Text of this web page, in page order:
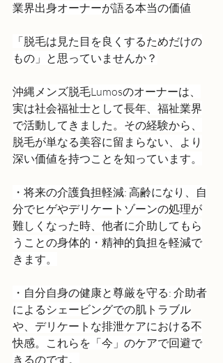
業界出身オーナーが語る本当の価値
「脱毛は見た目を良くするためだけの
もの」と思っていませんか？
沖縄メンズ脱毛Lumosのオーナーは、
実は社会福祉士として長年、福祉業界
で活動してきました。その経験から、
脱毛が単なる美容に留まらない、より
深い価値を持つことを知っています。
・将来の介護負担軽減: 高齢になり、自
分でヒゲやデリケートゾーンの処理が
難しくなった時、他者に介助してもら
うことの身体的・精神的負担を軽減で
きます。
・自分自身の健康と尊厳を守る: 介助者
によるシェービングでの肌トラブル
や、デリケートな排泄ケアにおける不
快感。これらを「今」のケアで回避で
きるのです。